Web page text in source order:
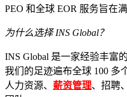
PEO 和全球 EOR 服务旨在
为什么选择 INS Global？
INS Global 是一家经验丰富
我们的足迹遍布全球 100 多
人力资源、 薪资管理、招聘